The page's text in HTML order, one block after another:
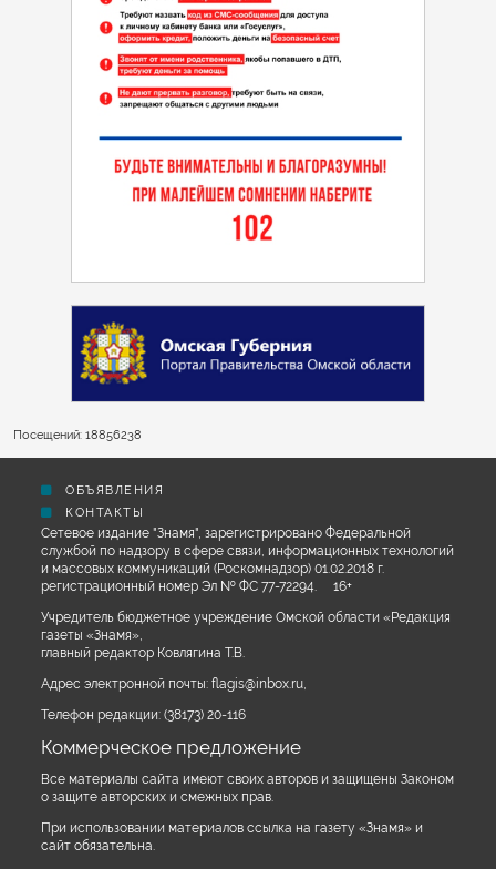
Посещений: 18856238
ОБЪЯВЛЕНИЯ
КОНТАКТЫ
Сетевое издание "Знамя", зарегистрировано Федеральной
службой по надзору в сфере связи, информационных технологий
и массовых коммуникаций (Роскомнадзор) 01.02.2018 г.
регистрационный номер Эл № ФС 77-72294. 16+
Учредитель бюджетное учреждение Омской области «Редакция
газеты «Знамя»,
главный редактор Ковлягина Т.В.
Адрес электронной почты: flagis@inbox.ru,
Телефон редакции: (38173) 20-116
Коммерческое предложение
Все материалы сайта имеют своих авторов и защищены Законом
о защите авторских и смежных прав.
При использовании материалов ссылка на газету «Знамя» и
сайт обязательна.